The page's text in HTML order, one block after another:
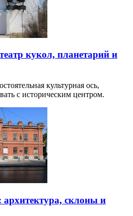
кукол, планетарий и
культурная ось,
с историческим центром.
склоны и